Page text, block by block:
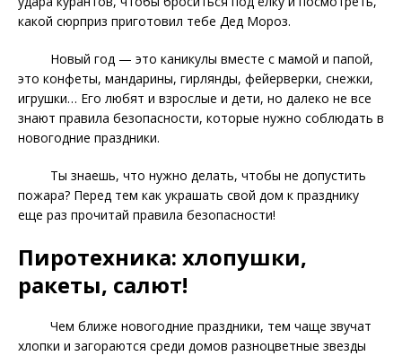
какой сюрприз приготовил тебе Дед Мороз.
Новый год — это каникулы вместе с мамой и папой,
это конфеты, мандарины, гирлянды, фейерверки, снежки,
игрушки… Его любят и взрослые и дети, но далеко не все
знают правила безопасности, которые нужно соблюдать в
новогодние праздники.
Ты знаешь, что нужно делать, чтобы не допустить
пожара? Перед тем как украшать свой дом к празднику
еще раз прочитай правила безопасности!
Пиротехника: хлопушки,
ракеты, салют!
Чем ближе новогодние праздники, тем чаще звучат
хлопки и загораются среди домов разноцветные звезды